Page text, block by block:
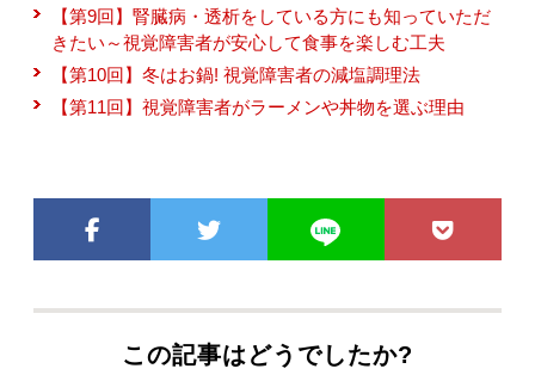
【第9回】腎臓病・透析をしている方にも知っていただ
きたい～視覚障害者が安心して食事を楽しむ工夫
【第10回】冬はお鍋! 視覚障害者の減塩調理法
【第11回】視覚障害者がラーメンや丼物を選ぶ理由
この記事はどうでしたか?